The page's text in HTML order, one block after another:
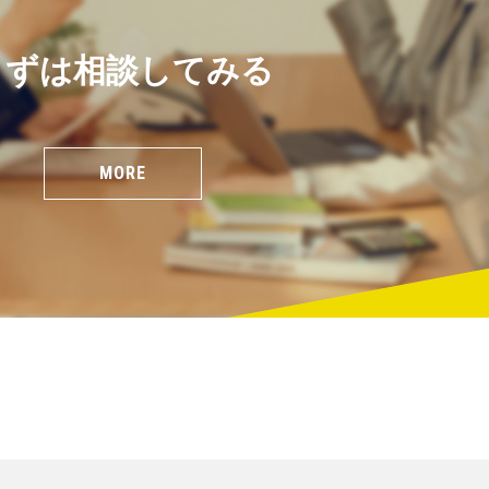
は相談してみる
MORE